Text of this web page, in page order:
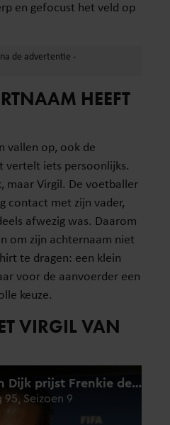
en gefocust het veld op
HEEFT
vallen op, ook de
vertelt iets persoonlijks.
maar Virgil. De voetballer
contact met zijn vader,
afwezig was. Daarom
om zijn achternaam niet
te dragen: een klein
voor de aanvoerder een
keuze.
VIRGIL VAN